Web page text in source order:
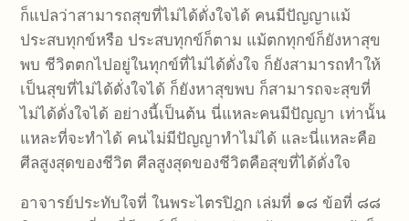
ก็แปลว่าสามารถสุขที่ไม่ได้ดั่งใจได้ คนมีปัญญาแม้
ประสบทุกข์หรือ ประสบทุกข์ก็ตาม แม้ตกทุกข์ก็ยังหาสุข
พบ ชีวิตตกไปอยู่ในทุกข์ที่ไม่ได้ดั่งใจ ก็ยังสามารถทำให้
เป็นสุขที่ไม่ได้ดั่งใจได้ ก็ยังหาสุขพบ ก็สามารถจะสุขที่
ไม่ได้ดั่งใจได้ อย่างนี้เป็นต้น นี่แหละคนมีปัญญา เท่านั้น
แหละที่จะทำได้ คนไม่มีปัญญาทำไม่ได้ และนี่แหละคือ
ศีลสูงสุดของชีวิต ศีลสูงสุดของชีวิตคือสุขที่ได้ดั่งใจ
อาจารย์ประทับใจที่ ในพระไตรปิฎก เล่มที่ ๑๘ ข้อที่ ๘๘